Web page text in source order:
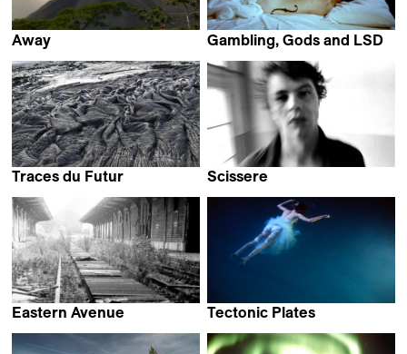
Away
Gambling, Gods and LSD
Traces du Futur
Scissere
Eastern Avenue
Tectonic Plates